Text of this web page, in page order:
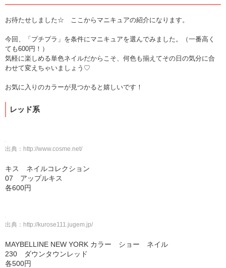
お待たせしました☆ ここからマニキュアの紹介になります。
今回、「プチプラ」を条件にマニキュアを選んでみました。（一番高く
ても600円！）
気軽に楽しめる単色ネイルだからこそ、何色も揃えてその日の気分に合
わせて変えちゃいましょう♡
お気に入りのカラーが見つかると嬉しいです！
レッド系
出典： http://www.cosme.net/
キス ネイルコレクション
07 アップルキス
各600円
出典： http://kurose111.jugem.jp/
MAYBELLINE NEW YORK カラー ショー ネイル
230 ダウンタウンレッド
各500円